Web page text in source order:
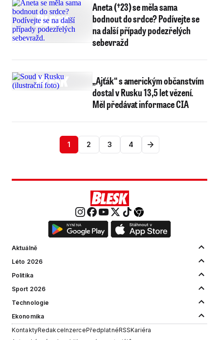
Aneta (†23) se měla sama
bodnout do srdce? Podívejte se
na další případy podezřelých
sebevražd
„Ajťák“ s americkým občanstvím
dostal v Rusku 13,5 let vězení.
Měl předávat informace CIA
1 2 3 4
Aktuálně
Léto 2026
Politika
Sport 2026
Technologie
Ekonomika
KontaktyRedakceInzercePředplatnéRSSKariéra